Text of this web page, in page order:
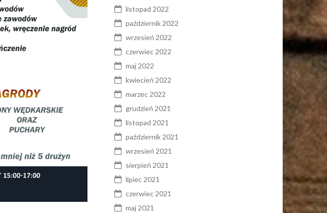
listopad 2022
październik 2022
wrzesień 2022
czerwiec 2022
maj 2022
kwiecień 2022
marzec 2022
grudzień 2021
listopad 2021
październik 2021
wrzesień 2021
sierpień 2021
lipiec 2021
czerwiec 2021
maj 2021